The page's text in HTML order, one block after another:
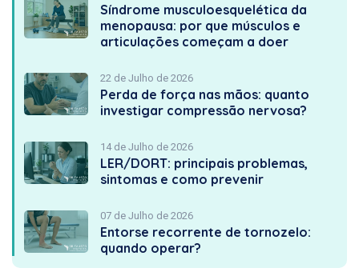
Síndrome musculoesquelética da
menopausa: por que músculos e
articulações começam a doer
22 de Julho de 2026
Perda de força nas mãos: quanto
investigar compressão nervosa?
14 de Julho de 2026
LER/DORT: principais problemas,
sintomas e como prevenir
07 de Julho de 2026
Entorse recorrente de tornozelo:
quando operar?